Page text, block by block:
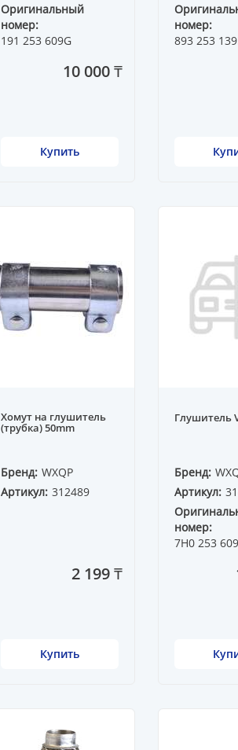
Оригинальный
номер:
191 253 609G
10 000 ₸
Купить
номер:
893 253
Хомут на глушитель
(трубка) 50mm
Бренд: WXQP
Артикул: 312489
2 199 ₸
Купить
Глушитель
Бренд:
Артикул:
номер:
7H0 253